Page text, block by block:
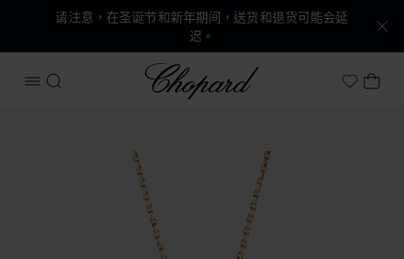
请注意，在圣诞节和新年期间，送货和退货可能会延
迟。
打开菜单
搜索
Chopard
My我